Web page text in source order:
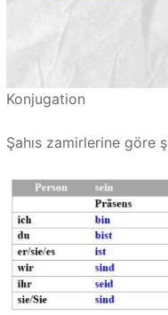
Konjugation
Şahıs zamirlerine göre